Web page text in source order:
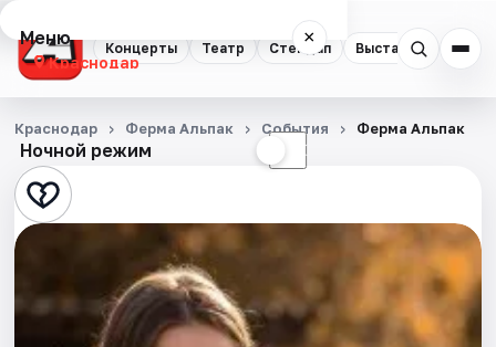
Концерты Театр Стендап Выставки
Меню ×
Краснодар
Концерты
Театр
Стендап
Ночной режим ☾
Краснодар Ферма Альпак События Ферма Альпак